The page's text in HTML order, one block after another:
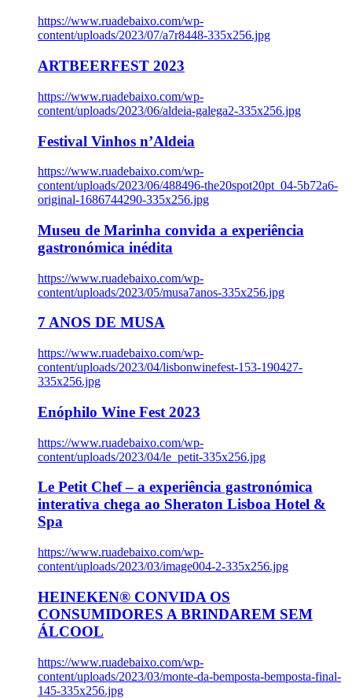
https://www.ruadebaixo.com/wp-
content/uploads/2023/07/a7r8448-335x256.jpg
ARTBEERFEST 2023
https://www.ruadebaixo.com/wp-
content/uploads/2023/06/aldeia-galega2-335x256.jpg
Festival Vinhos n’Aldeia
https://www.ruadebaixo.com/wp-
content/uploads/2023/06/488496-the20spot20pt_04-5b72a6-
original-1686744290-335x256.jpg
Museu de Marinha convida a experiência
gastronómica inédita
https://www.ruadebaixo.com/wp-
content/uploads/2023/05/musa7anos-335x256.jpg
7 ANOS DE MUSA
https://www.ruadebaixo.com/wp-
content/uploads/2023/04/lisbonwinefest-153-190427-
335x256.jpg
Enóphilo Wine Fest 2023
https://www.ruadebaixo.com/wp-
content/uploads/2023/04/le_petit-335x256.jpg
Le Petit Chef – a experiência gastronómica
interativa chega ao Sheraton Lisboa Hotel &
Spa
https://www.ruadebaixo.com/wp-
content/uploads/2023/03/image004-2-335x256.jpg
HEINEKEN® CONVIDA OS
CONSUMIDORES A BRINDAREM SEM
ÁLCOOL
https://www.ruadebaixo.com/wp-
content/uploads/2023/03/monte-da-bemposta-bemposta-final-
145-335x256.jpg